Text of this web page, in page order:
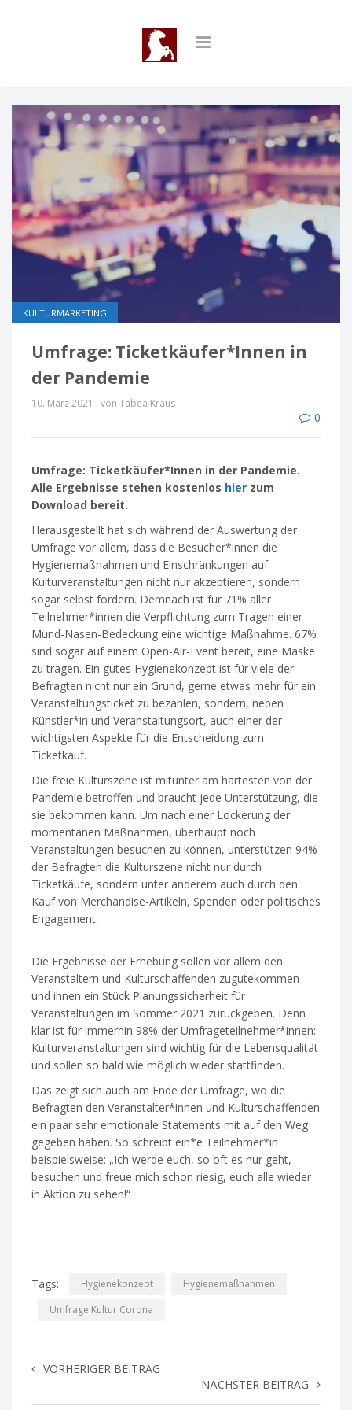
KULTURMARKETING
Umfrage: Ticketkäufer*Innen in
der Pandemie
10. März 2021 von Tabea Kraus
0
Umfrage: Ticketkäufer*Innen in der Pandemie.
Alle Ergebnisse stehen kostenlos hier zum
Download bereit.
Herausgestellt hat sich während der Auswertung der
Umfrage vor allem, dass die Besucher*innen die
Hygienemaßnahmen und Einschränkungen auf
Kulturveranstaltungen nicht nur akzeptieren, sondern
sogar selbst fordern. Demnach ist für 71% aller
Teilnehmer*innen die Verpflichtung zum Tragen einer
Mund-Nasen-Bedeckung eine wichtige Maßnahme. 67%
sind sogar auf einem Open-Air-Event bereit, eine Maske
zu tragen. Ein gutes Hygienekonzept ist für viele der
Befragten nicht nur ein Grund, gerne etwas mehr für ein
Veranstaltungsticket zu bezahlen, sondern, neben
Künstler*in und Veranstaltungsort, auch einer der
wichtigsten Aspekte für die Entscheidung zum
Ticketkauf.
Die freie Kulturszene ist mitunter am härtesten von der
Pandemie betroffen und braucht jede Unterstützung, die
sie bekommen kann. Um nach einer Lockerung der
momentanen Maßnahmen, überhaupt noch
Veranstaltungen besuchen zu können, unterstützen 94%
der Befragten die Kulturszene nicht nur durch
Ticketkäufe, sondern unter anderem auch durch den
Kauf von Merchandise-Artikeln, Spenden oder politisches
Engagement.
Die Ergebnisse der Erhebung sollen vor allem den
Veranstaltern und Kulturschaffenden zugutekommen
und ihnen ein Stück Planungssicherheit für
Veranstaltungen im Sommer 2021 zurückgeben. Denn
klar ist für immerhin 98% der Umfrageteilnehmer*innen:
Kulturveranstaltungen sind wichtig für die Lebensqualität
und sollen so bald wie möglich wieder stattfinden.
Das zeigt sich auch am Ende der Umfrage, wo die
Befragten den Veranstalter*innen und Kulturschaffenden
ein paar sehr emotionale Statements mit auf den Weg
gegeben haben. So schreibt ein*e Teilnehmer*in
beispielsweise: „Ich werde euch, so oft es nur geht,
besuchen und freue mich schon riesig, euch alle wieder
in Aktion zu sehen!“
Tags: Hygienekonzept
Hygienemaßnahmen
Umfrage Kultur Corona
VORHERIGER BEITRAG
NÄCHSTER BEITRAG